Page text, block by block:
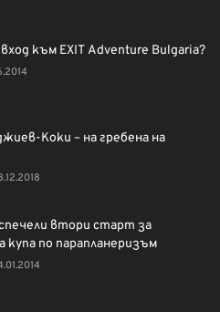
към EXIT Adventure Bulgaria?
Коки – на гребена на
втори старт за
по парапланеризъм